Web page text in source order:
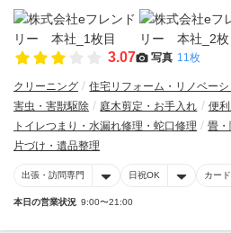
3.07 写真 11枚
クリーニング 住宅リフォーム・リノベーシ
害虫・害獣駆除
庭木剪定・お手入れ
便
トイレつまり・水漏れ修理・蛇口修理
畳・
片づけ・遺品整理
出張・訪問専門 日祝OK カー
本日の営業状況 9:00〜21:00